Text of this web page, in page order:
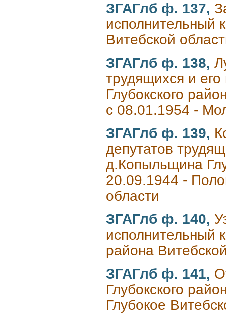
ЗГАГлб ф. 137,
исполнительный
Витебской
ЗГАГлб ф. 138,
трудящихся и
Глубокского
с 08.01.1954 -
ЗГАГлб ф. 139,
депутатов
д.Копыльщина
20.09.1944 -
области
ЗГАГлб ф. 140,
исполнительный
района
ЗГАГлб ф. 141,
Глубокского
Глубокое